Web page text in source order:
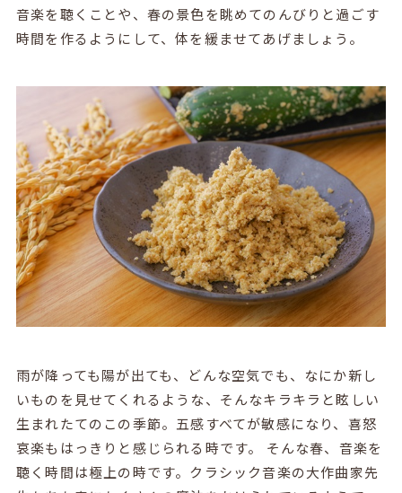
音楽を聴くことや、春の景色を眺めてのんびりと過ごす
時間を作るようにして、体を緩ませてあげましょう。
雨が降っても陽が出ても、どんな空気でも、なにか新し
いものを見せてくれるような、そんなキラキラと眩しい
生まれたてのこの季節。五感すべてが敏感になり、喜怒
哀楽もはっきりと感じられる時です。 そんな春、音楽を
聴く時間は極上の時です。クラシック音楽の大作曲家先